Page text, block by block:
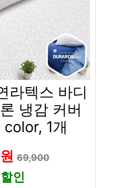
라텍스 바디
냉감 커버
1개
69,900
인